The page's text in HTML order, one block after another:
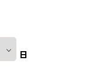
日